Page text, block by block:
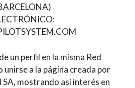
un perfil en la misma Red
unirse a la página creada por
SA, mostrando así interés en